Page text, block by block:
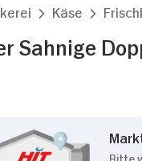
Zugriffe auf
unserer
Käse
Sahnige
Bitte